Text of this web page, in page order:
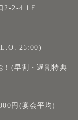
2-2-4 1Ｆ
23:00)
(早割・遅割特典
円(宴会平均)